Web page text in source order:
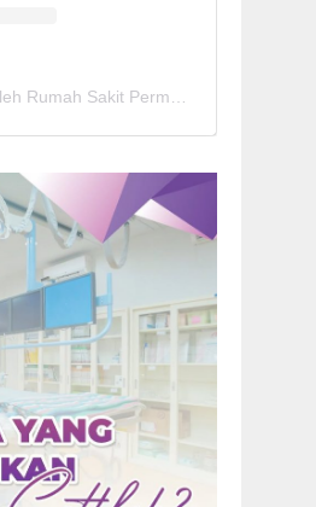
Sebuah kiriman dibagikan oleh Rumah Sakit Permata Cirebon (@rspermatacirebon)